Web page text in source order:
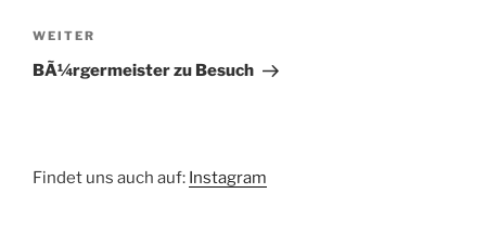
Nächster
Beitrag
WEITER
BÃ¼rgermeister zu Besuch
Findet uns auch auf: Instagram